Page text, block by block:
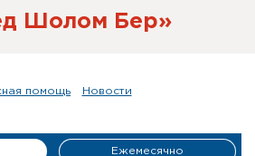
Шолом Бер»
помощь Новости
Ежемесячно